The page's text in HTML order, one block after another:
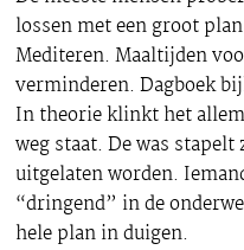
lossen met een groot
Mediteren. Maaltijden
verminderen. Dagboek
In theorie klinkt het
weg staat. De was
uitgelaten worden.
“dringend” in de
hele plan in duigen.